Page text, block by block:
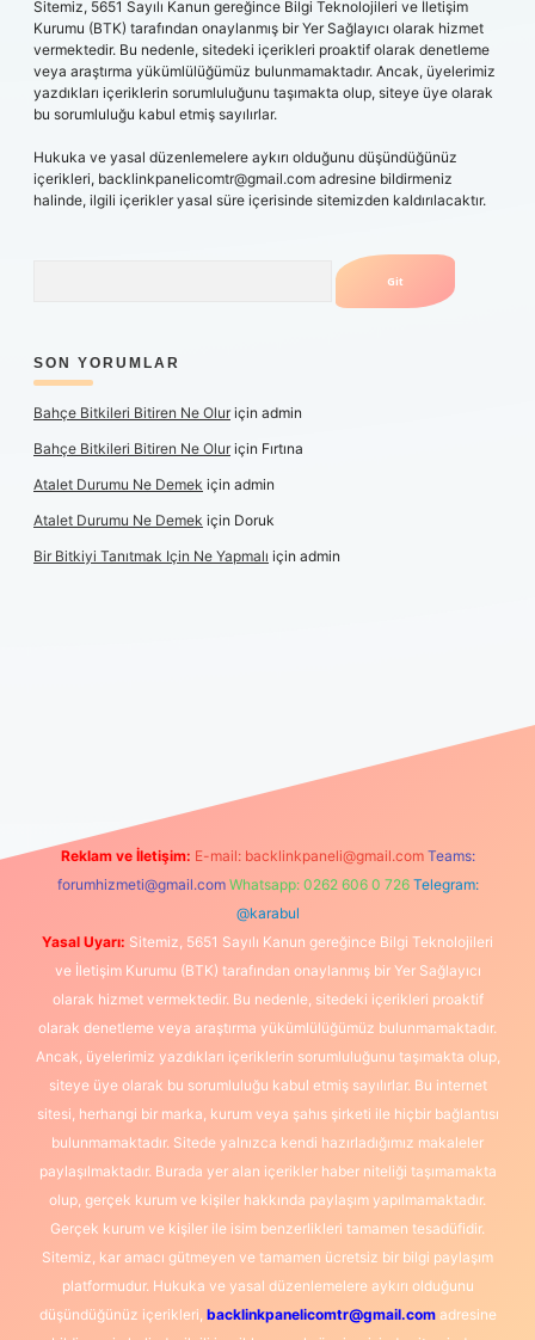
Sitemiz, 5651 Sayılı Kanun gereğince Bilgi Teknolojileri ve İletişim
Kurumu (BTK) tarafından onaylanmış bir Yer Sağlayıcı olarak hizmet
vermektedir. Bu nedenle, sitedeki içerikleri proaktif olarak denetleme
veya araştırma yükümlülüğümüz bulunmamaktadır. Ancak, üyelerimiz
yazdıkları içeriklerin sorumluluğunu taşımakta olup, siteye üye olarak
bu sorumluluğu kabul etmiş sayılırlar.
Hukuka ve yasal düzenlemelere aykırı olduğunu düşündüğünüz
içerikleri, backlinkpanelicomtr@gmail.com adresine bildirmeniz
halinde, ilgili içerikler yasal süre içerisinde sitemizden kaldırılacaktır.
SON YORUMLAR
Bahçe Bitkileri Bitiren Ne Oluriçin admin
Bahçe Bitkileri Bitiren Ne Oluriçin Fırtına
Atalet Durumu Ne Demek için admin
Atalet Durumu Ne Demek için Doruk
Bir Bitkiyi Tanıtmak Için Ne Yapmalı için admin
Reklam ve İletişim: E-mail: backlinkpaneli@gmail.com Teams:
forumhizmeti@gmail.com Whatsapp: 0262 606 0 726 Telegram:
@karabul
Yasal Uyarı: Sitemiz, 5651 Sayılı Kanun gereğince Bilgi Teknolojileri
ve İletişim Kurumu (BTK) tarafından onaylanmış bir Yer Sağlayıcı
olarak hizmet vermektedir. Bu nedenle, sitedeki içerikleri proaktif
olarak denetleme veya araştırma yükümlülüğümüz bulunmamaktadır.
Ancak, üyelerimiz yazdıkları içeriklerin sorumluluğunu taşımakta olup,
siteye üye olarak bu sorumluluğu kabul etmiş sayılırlar. Bu internet
sitesi, herhangi bir marka, kurum veya şahıs şirketi ile hiçbir bağlantısı
bulunmamaktadır. Sitede yalnızca kendi hazırladığımız makaleler
paylaşılmaktadır. Burada yer alan içerikler haber niteliği taşımamakta
olup, gerçek kurum ve kişiler hakkında paylaşım yapılmamaktadır.
Gerçek kurum ve kişiler ile isim benzerlikleri tamamen tesadüfidir.
Sitemiz, kar amacı gütmeyen ve tamamen ücretsiz bir bilgi paylaşım
platformudur. Hukuka ve yasal düzenlemelere aykırı olduğunu
düşündüğünüz içerikleri, backlinkpanelicomtr@gmail.comadresine